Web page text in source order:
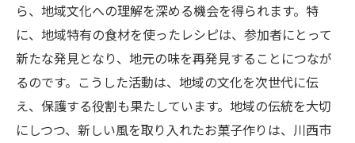
ら、地域文化への理解を深める機会を得られます。特
に、地域特有の食材を使ったレシピは、参加者にとって
新たな発見となり、地元の味を再発見することにつなが
るのです。こうした活動は、地域の文化を次世代に伝
え、保護する役割も果たしています。地域の伝統を大切
にしつつ、新しい風を取り入れたお菓子作りは、川西市